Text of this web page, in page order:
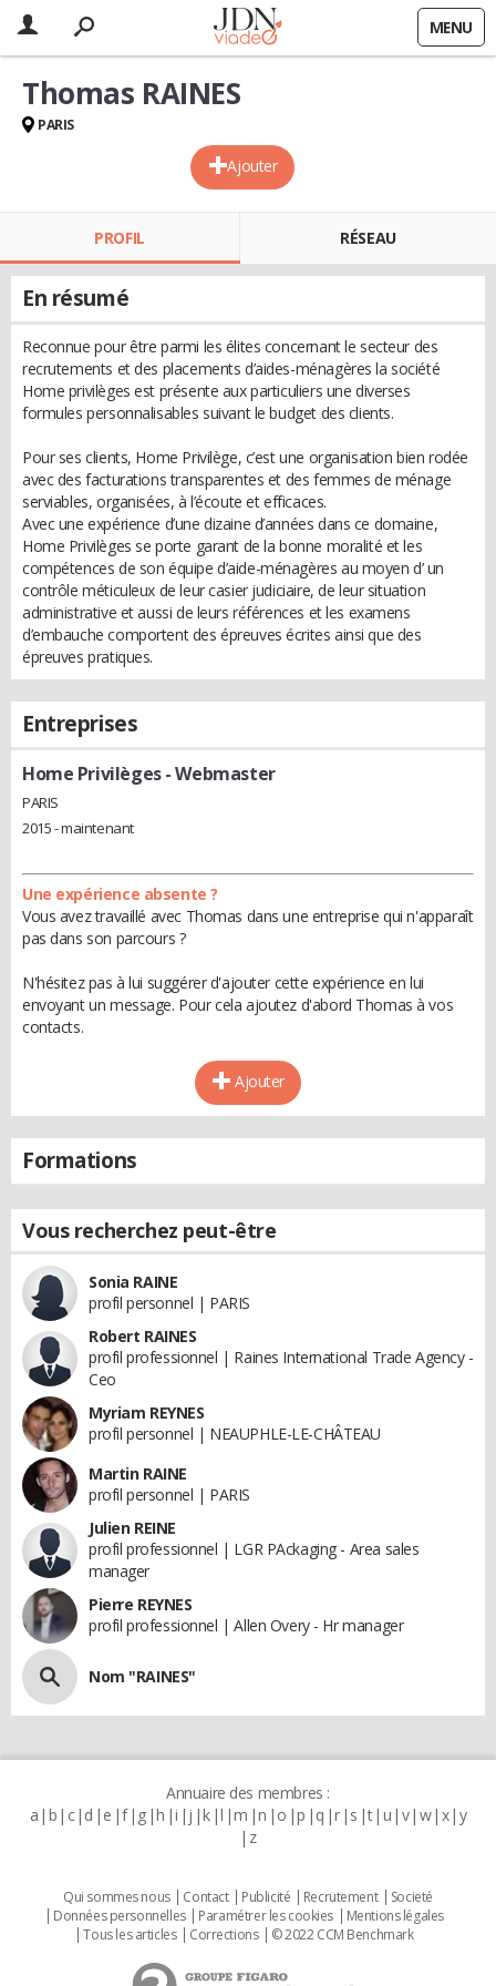
MENU
Ajouter
Thomas RAINES
PARIS
PROFIL RÉSEAU
En résumé
Reconnue pour être parmi les élites concernant le secteur des
recrutements et des placements d’aides-ménagères la société
Home privilèges est présente aux particuliers une diverses
formules personnalisables suivant le budget des clients.
Pour ses clients, Home Privilège, c’est une organisation bien rodée
avec des facturations transparentes et des femmes de ménage
serviables, organisées, à l’écoute et efficaces.
Avec une expérience d’une dizaine d’années dans ce domaine,
Home Privilèges se porte garant de la bonne moralité et les
compétences de son équipe d’aide-ménagères au moyen d’ un
contrôle méticuleux de leur casier judiciaire, de leur situation
administrative et aussi de leurs références et les examens
d’embauche comportent des épreuves écrites ainsi que des
épreuves pratiques.
Entreprises
Home Privilèges- Webmaster
PARIS
2015 - maintenant
Une expérience absente ?
Vous avez travaillé avec Thomas dans une entreprise qui n'apparaît
pas dans son parcours ?
N'hésitez pas à lui suggérer d'ajouter cette expérience en lui
envoyant un message. Pour cela ajoutez d'abord Thomas à vos
contacts.
Ajouter
Formations
Vous recherchez peut-être
Sonia RAINE
profil personnel | PARIS
Robert RAINES
profil professionnel | Raines International Trade Agency -
Ceo
Myriam REYNES
profil personnel | NEAUPHLE-LE-CHÂTEAU
Martin RAINE
profil personnel | PARIS
Julien REINE
profil professionnel | LGR PAckaging - Area sales
manager
Pierre REYNES
profil professionnel | Allen Overy - Hr manager
Nom "RAINES"
Annuaire des membres :
a b c d e f g h i j k l m n o p q r s t u v w x y
z
Qui sommes nous Contact Publicité Recrutement
Societé
Données personnelles
Paramétrer les cookies
Mentions légales
Tous les articles
Corrections © 2022 CCM Benchmark